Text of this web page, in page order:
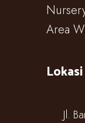
Area
Jl.